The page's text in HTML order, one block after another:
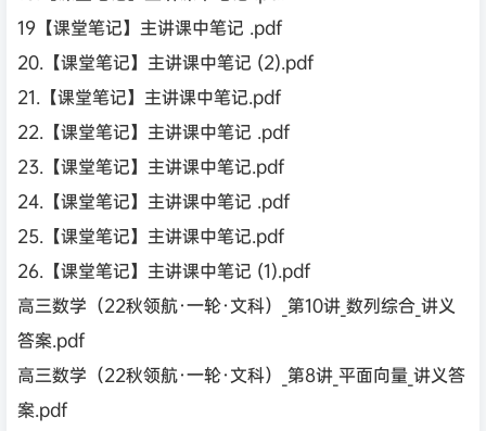
19【课堂笔记】主讲课中笔记 .pdf
20.【课堂笔记】主讲课中笔记 (2).pdf
21.【课堂笔记】主讲课中笔记.pdf
22.【课堂笔记】主讲课中笔记 .pdf
23.【课堂笔记】主讲课中笔记.pdf
24.【课堂笔记】主讲课中笔记 .pdf
25.【课堂笔记】主讲课中笔记.pdf
26.【课堂笔记】主讲课中笔记 (1).pdf
高三数学（22秋领航·一轮·文科）_第10讲_数列综合_讲义
答案.pdf
高三数学（22秋领航·一轮·文科）_第8讲_平面向量_讲义答
案.pdf